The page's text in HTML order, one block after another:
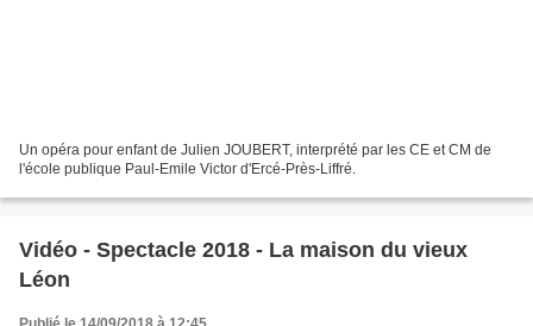
Un opéra pour enfant de Julien JOUBERT, interprété par les CE et CM de
l'école publique Paul-Emile Victor d'Ercé-Près-Liffré.
Vidéo - Spectacle 2018 - La maison du vieux
Léon